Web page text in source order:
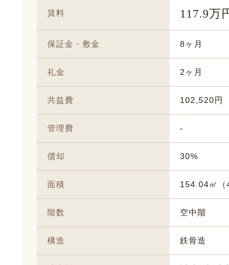
賃料 117.9万
保証金・敷金 8ヶ月
礼金 2ヶ月
共益費 102,520円
管理費 -
償却 30%
面積 154.04㎡（
階数 空中階
構造 鉄骨造